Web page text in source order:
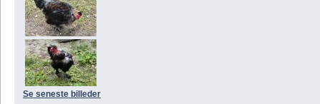
Se seneste billeder